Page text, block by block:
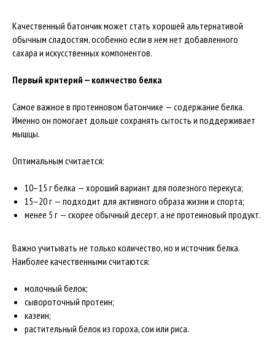
Качественный батончик может стать хорошей альтернативой
обычным сладостям, особенно если в нем нет добавленного
сахара и искусственных компонентов.
Первый критерий — количество белка
Самое важное в протеиновом батончике — содержание белка.
Именно он помогает дольше сохранять сытость и поддерживает
мышцы.
Оптимальным считается:
10–15 г белка — хороший вариант для полезного перекуса;
15–20 г — подходит для активного образа жизни и спорта;
менее 5 г — скорее обычный десерт, а не протеиновый продукт.
Важно учитывать не только количество, но и источник белка.
Наиболее качественными считаются:
молочный белок;
сывороточный протеин;
казеин;
растительный белок из гороха, сои или риса.